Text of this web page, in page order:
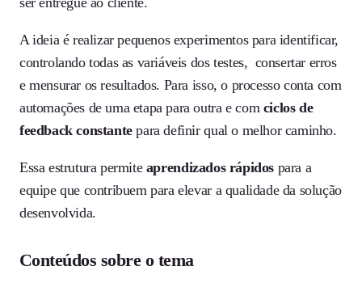
A ideia é realizar pequenos experimentos para identificar,
controlando todas as variáveis dos testes, consertar erros
e mensurar os resultados. Para isso, o processo conta com
automações de uma etapa para outra e com ciclos de
feedback constantepara definir qual o melhor caminho.
Essa estrutura permiteaprendizados rápidospara a
equipe que contribuem para elevar a qualidade da solução
desenvolvida.
Conteúdos sobre o tema